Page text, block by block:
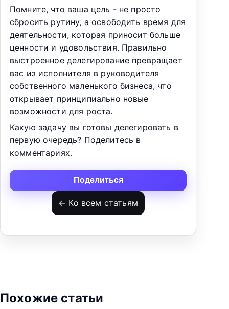
Помните, что ваша цель - не просто
сбросить рутину, а освободить время для
деятельности, которая приносит больше
ценности и удовольствия. Правильно
выстроенное делегирование превращает
вас из исполнителя в руководителя
собственного маленького бизнеса, что
открывает принципиально новые
возможности для роста.
Какую задачу вы готовы делегировать в
первую очередь? Поделитесь в
комментариях.
Поделиться
← Ко всем статьям
Похожие статьи